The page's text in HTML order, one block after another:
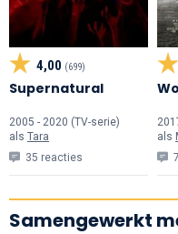
4,00 (699)
Supernatural
2005 - 2020 (TV-serie)
als Tara
35 reacties
als
Samengewerkt